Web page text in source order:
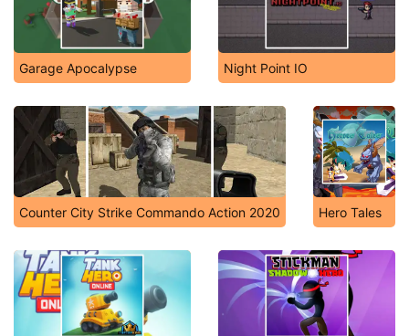
Garage Apocalypse Night Point IO
Counter City Strike Commando Action 2020 Hero Tales